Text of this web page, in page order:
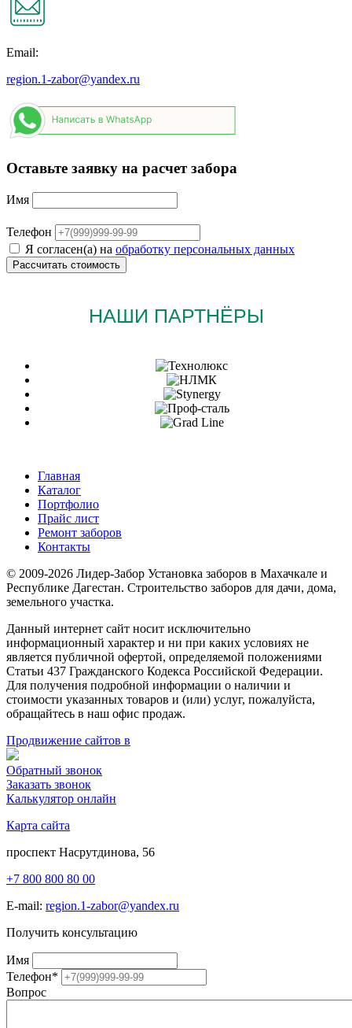
Email:
region.1-zabor@yandex.ru
Оставьте заявку на расчет забора
Имя
Телефон
Я согласен(а) на обработку персональных данных
НАШИ ПАРТНЁРЫ
Главная
Каталог
Портфолио
Прайс лист
Ремонт заборов
Контакты
© 2009-2026 Лидер-Забор Установка заборов в Махачкале и
Республике Дагестан. Строительство заборов для дачи, дома,
земельного участка.
Данный интернет сайт носит исключительно
информационный характер и ни при каких условиях не
является публичной офертой, определяемой положениями
Статьи 437 Гражданского Кодекса Российской Федерации.
Для получения подробной информации о наличии и
стоимости указанных товаров и (или) услуг, пожалуйста,
обращайтесь в наш офис продаж.
Продвижение сайтов в
Обратный звонок
Заказать звонок
Калькулятор онлайн
Карта сайта
проспект Насрутдинова, 56
+7 800 800 80 00
E-mail: region.1-zabor@yandex.ru
Получить консультацию
Имя
Телефон*
Вопрос